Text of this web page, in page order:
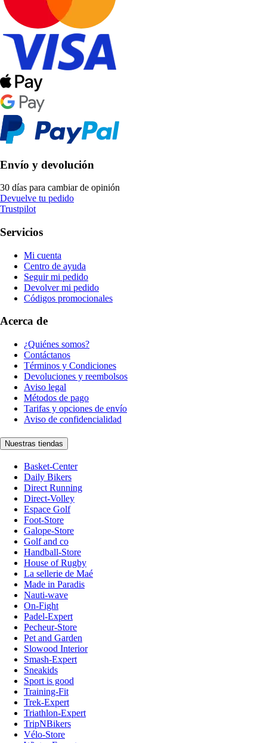
Envío y devolución
30 días para cambiar de opinión
Devuelve tu pedido
Trustpilot
Servicios
Mi cuenta
Centro de ayuda
Seguir mi pedido
Devolver mi pedido
Códigos promocionales
Acerca de
¿Quiénes somos?
Contáctanos
Términos y Condiciones
Devoluciones y reembolsos
Aviso legal
Métodos de pago
Tarifas y opciones de envío
Aviso de confidencialidad
Nuestras tiendas
Basket-Center
Daily Bikers
Direct Running
Direct-Volley
Espace Golf
Foot-Store
Galope-Store
Golf and co
Handball-Store
House of Rugby
La sellerie de Maé
Made in Paradis
Nauti-wave
On-Fight
Padel-Expert
Pecheur-Store
Pet and Garden
Slowood Interior
Smash-Expert
Sneakids
Sport is good
Training-Fit
Trek-Expert
Triathlon-Expert
TripNBikers
Vélo-Store